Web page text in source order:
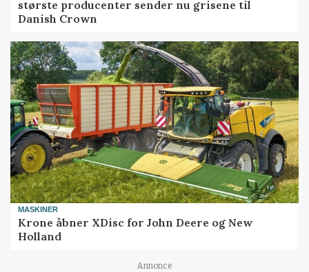
største producenter sender nu grisene til
Danish Crown
MASKINER
Krone åbner XDisc for John Deere og New
Holland
Annonce